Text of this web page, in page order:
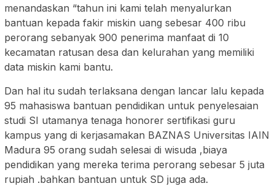
menandaskan “tahun ini kami telah menyalurkan
bantuan kepada fakir miskin uang sebesar 400 ribu
perorang sebanyak 900 penerima manfaat di 10
kecamatan ratusan desa dan kelurahan yang memiliki
data miskin kami bantu.
Dan hal itu sudah terlaksana dengan lancar lalu kepada
95 mahasiswa bantuan pendidikan untuk penyelesaian
studi SI utamanya tenaga honorer sertifikasi guru
kampus yang di kerjasamakan BAZNAS Universitas IAIN
Madura 95 orang sudah selesai di wisuda ,biaya
pendidikan yang mereka terima perorang sebesar 5 juta
rupiah .bahkan bantuan untuk SD juga ada.